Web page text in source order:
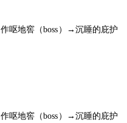
地窖（boss）→沉睡的庇护
地窖（boss）→沉睡的庇护